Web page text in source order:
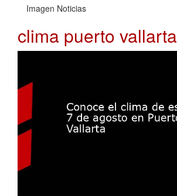
Imagen Noticias
clima puerto vallarta